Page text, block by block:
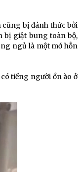
cũng bị đánh thức bởi
bị giật bung toàn bộ,
ngủ là một mớ hỗn
tiếng người ồn ào ở